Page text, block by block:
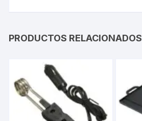
PRODUCTOS RELACIONADOS